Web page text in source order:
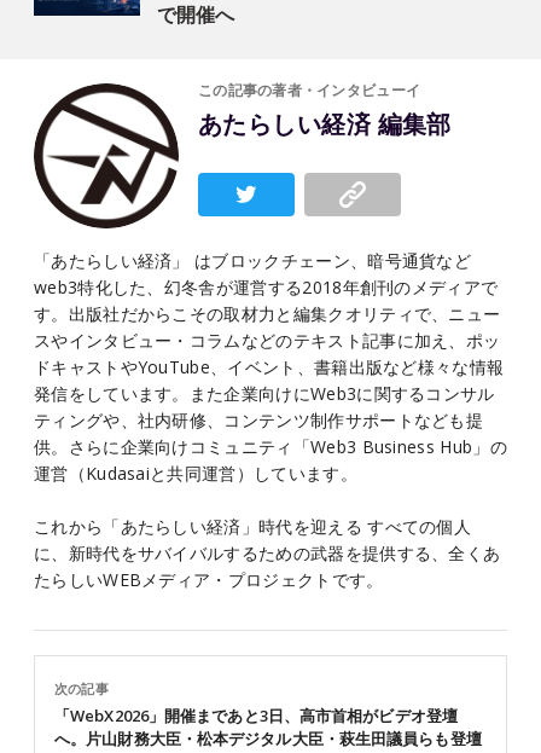
で開催へ
この記事の著者・インタビューイ
あたらしい経済 編集部
「あたらしい経済」 はブロックチェーン、暗号通貨など
web3特化した、幻冬舎が運営する2018年創刊のメディアで
す。出版社だからこその取材力と編集クオリティで、ニュー
スやインタビュー・コラムなどのテキスト記事に加え、ポッ
ドキャストやYouTube、イベント、書籍出版など様々な情報
発信をしています。また企業向けにWeb3に関するコンサル
ティングや、社内研修、コンテンツ制作サポートなども提
供。さらに企業向けコミュニティ「Web3 Business Hub」の
運営（Kudasaiと共同運営）しています。
これから「あたらしい経済」時代を迎える すべての個人
に、新時代をサバイバルするための武器を提供する、全くあ
たらしいWEBメディア・プロジェクトです。
次の記事
「WebX2026」開催まであと3日、高市首相がビデオ登壇
へ。片山財務大臣・松本デジタル大臣・萩生田議員らも登壇